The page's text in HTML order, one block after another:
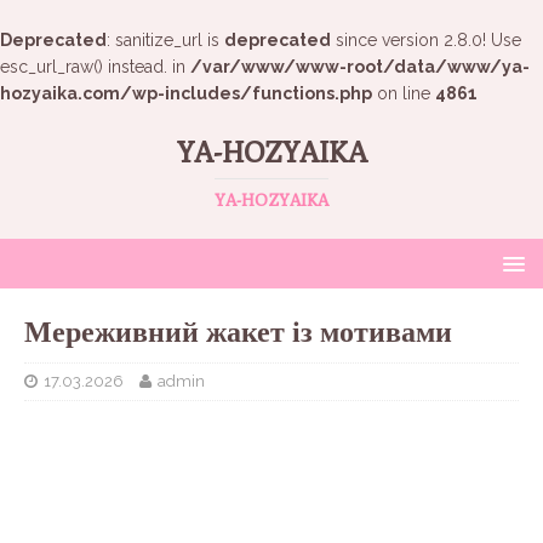
Deprecated : sanitize_url is deprecated since version 2.8.0! Use
esc_url_raw() instead. in /var/www/www-root/data/www/ya-
hozyaika.com/wp-includes/functions.php on line 4861
YA-HOZYAIKA
YA-HOZYAIKA
Мереживний жакет із мотивами
17.03.2026 admin